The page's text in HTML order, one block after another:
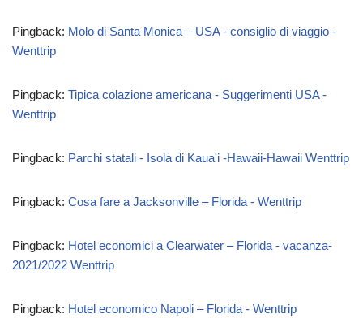
Pingback: Molo di Santa Monica – USA - consiglio di viaggio -
Wenttrip
Pingback: Tipica colazione americana - Suggerimenti USA -
Wenttrip
Pingback: Parchi statali - Isola di Kaua'i -Hawaii-Hawaii Wenttrip
Pingback: Cosa fare a Jacksonville – Florida - Wenttrip
Pingback: Hotel economici a Clearwater – Florida - vacanza-
2021/2022 Wenttrip
Pingback: Hotel economico Napoli – Florida - Wenttrip